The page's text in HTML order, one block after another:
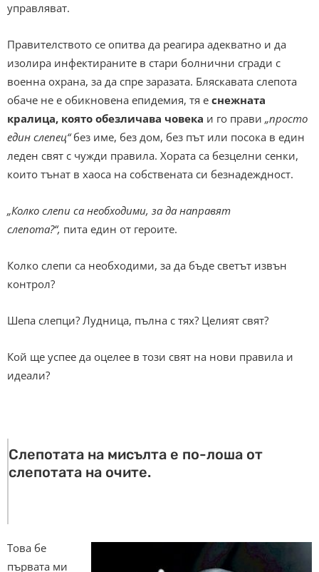
управляват.
Правителството се опитва да реагира адекватно и да
изолира инфектираните в стари болнични сгради с
военна охрана, за да спре заразата. Бляскавата слепота
обаче не е обикновена епидемия, тя е снежната
кралица, която обезличава човека и го прави „просто
един слепец“без име, без дом, без път или посока в един
леден свят с чужди правила. Хората са безцелни сенки,
които тънат в хаоса на собствената си безнадеждност.
„Колко слепи са необходими, за да направят
слепота?“, пита един от героите.
Колко слепи са необходими, за да бъде светът извън
контрол?
Шепа слепци? Лудница, пълна с тях? Целият свят?
Кой ще успее да оцелее в този свят на нови правила и
идеали?
Слепотата на мисълта е по-лоша от
слепотата на очите.
Това бе
първата ми